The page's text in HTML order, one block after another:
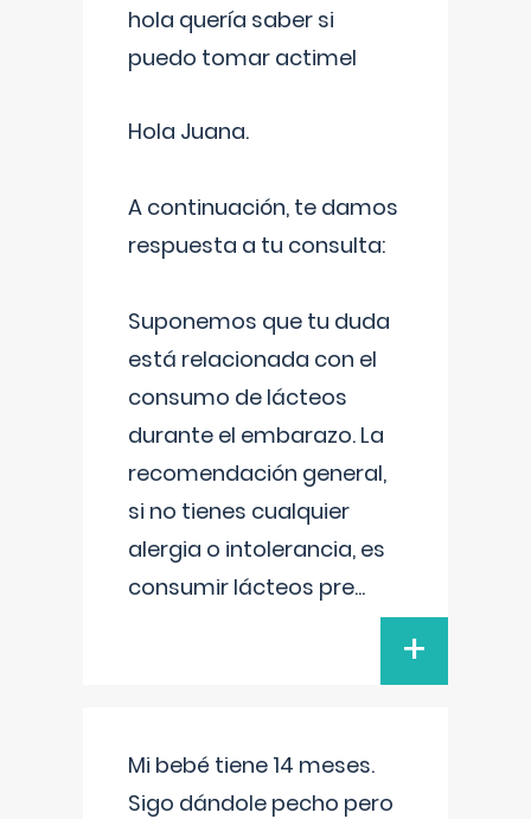
hola quería saber si
puedo tomar actimel
Hola Juana.
A continuación, te damos
respuesta a tu consulta:
Suponemos que tu duda
está relacionada con el
consumo de lácteos
durante el embarazo. La
recomendación general,
si no tienes cualquier
alergia o intolerancia, es
consumir lácteos pre...
+
Mi bebé tiene 14 meses.
Sigo dándole pecho pero